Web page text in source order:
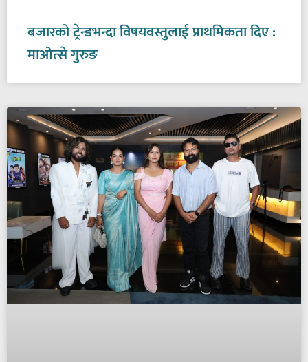
बजारको ट्रेन्डभन्दा विषयवस्तुलाई प्राथमिकता दिए :
माओत्से गुरुङ